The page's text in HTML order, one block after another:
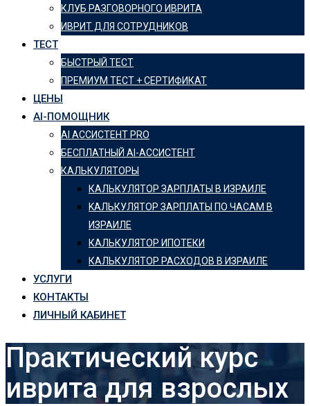
КЛУБ РАЗГОВОРНОГО ИВРИТА
ИВРИТ ДЛЯ СОТРУДНИКОВ
ТЕСТ
БЫСТРЫЙ ТЕСТ
ПРЕМИУМ ТЕСТ + СЕРТИФИКАТ
ЦЕНЫ
AI-ПОМОЩНИК
AI АССИСТЕНТ PRO
БЕСПЛАТНЫЙ AI-АССИСТЕНТ
КАЛЬКУЛЯТОРЫ
КАЛЬКУЛЯТОР ЗАРПЛАТЫ В ИЗРАИЛЕ
KАЛЬКУЛЯТОР ЗАРПЛАТЫ ПО ЧАСАМ В
ИЗРАИЛЕ
КАЛЬКУЛЯТОР ИПОТЕКИ
КАЛЬКУЛЯТОР РАСХОДОВ В ИЗРАИЛЕ
УСЛУГИ
КОНТАКТЫ
ЛИЧНЫЙ КАБИНЕТ
Практический курс
иврита для взрослых